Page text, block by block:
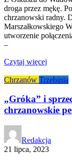
droga przez mękę.
chrzanowski radny.
Marszałkowskiego
utworzenie
–
Czytaj więcej
Chrzanów Trzebinia
„Gróka” i
chrzanowskie
Redakcja
21 lipca, 2023